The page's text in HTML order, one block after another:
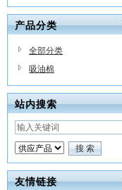
产品分类
全部分类
吸油棉
站内搜索
友情链接